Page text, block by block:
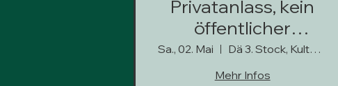
Privatanlass, kein
öffentlicher
Barbetrieb
Sa., 02. Mai
Dä 3. Stock, Kultur hoch 3
Mehr Infos